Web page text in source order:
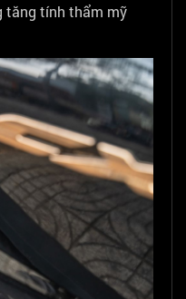
tăng tính thẩm mỹ